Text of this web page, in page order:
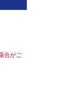
合がご